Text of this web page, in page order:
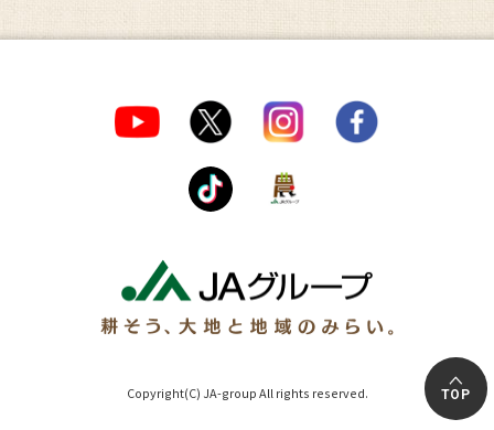
Copyright(C) JA-group All rights reserved. TOP